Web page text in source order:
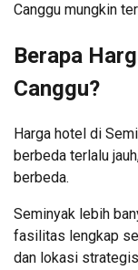
Canggu mungkin
Berapa
Canggu?
Harga hotel di
berbeda terlalu
berbeda.
Seminyak lebih
fasilitas lengkap
dan lokasi